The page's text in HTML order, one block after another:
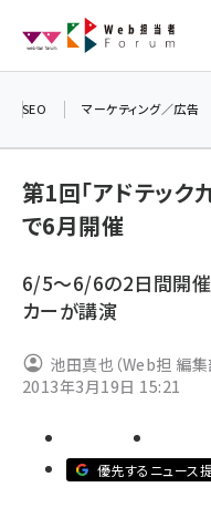
ン
ai (2804)
note (2312)
z世代 (1622)
SEO マーケティング／広告
第1回「アドテッ
で6月開催
6/5～6/6の2日間開催
カーが講演
池田真也（Web担 編集
2013年3月19日 15:21
優先するニュース